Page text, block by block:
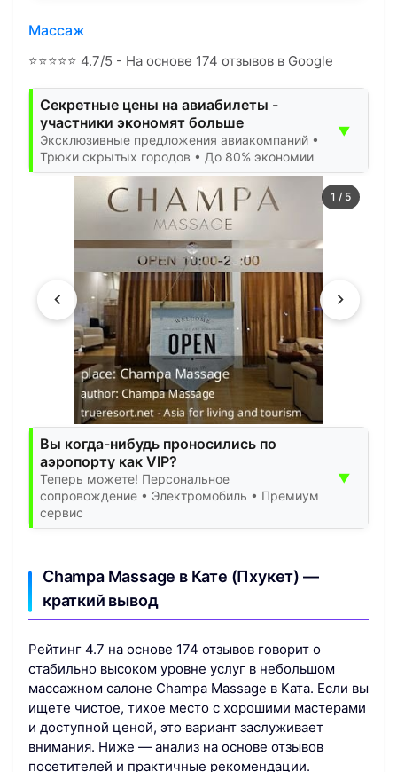
Массаж
⭐⭐⭐⭐⭐ 4.7/5 - На основе 174 отзывов в Google
Секретные цены на авиабилеты -
участники экономят больше
Эксклюзивные предложения авиакомпаний •
Трюки скрытых городов • До 80% экономии
▼
1 / 5
Вы когда-нибудь проносились по
аэропорту как VIP?
Теперь можете! Персональное
сопровождение • Электромобиль • Премиум
сервис
▼
Champa Massage в Кате (Пхукет) —
краткий вывод
Рейтинг 4.7 на основе 174 отзывов говорит о
стабильно высоком уровне услуг в небольшом
массажном салоне Champa Massage в Ката. Если вы
ищете чистое, тихое место с хорошими мастерами
и доступной ценой, это вариант заслуживает
внимания. Ниже — анализ на основе отзывов
посетителей и практичные рекомендации.